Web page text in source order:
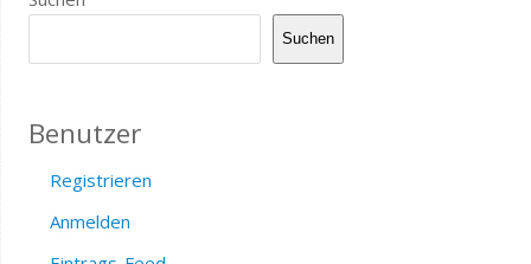
Suchen
Benutzer
Registrieren
Anmelden